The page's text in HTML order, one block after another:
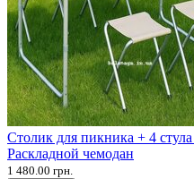
Столик для пикника + 4
Раскладной чемодан
1 480.00 грн.